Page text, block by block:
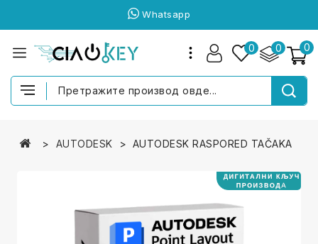
Whatsapp
0
0
0
AUTODESK AUTODESK RASPORED TAČAKA